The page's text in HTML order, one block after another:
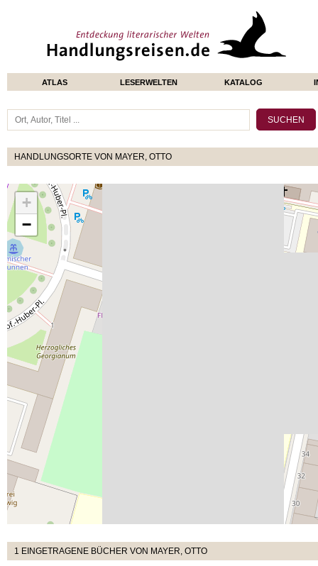
ATLAS LESERWELTEN KATALOG
HANDLUNGSORTE VON MAYER, OTTO
+
−
1 EINGETRAGENE BÜCHER VON MAYER, OTTO